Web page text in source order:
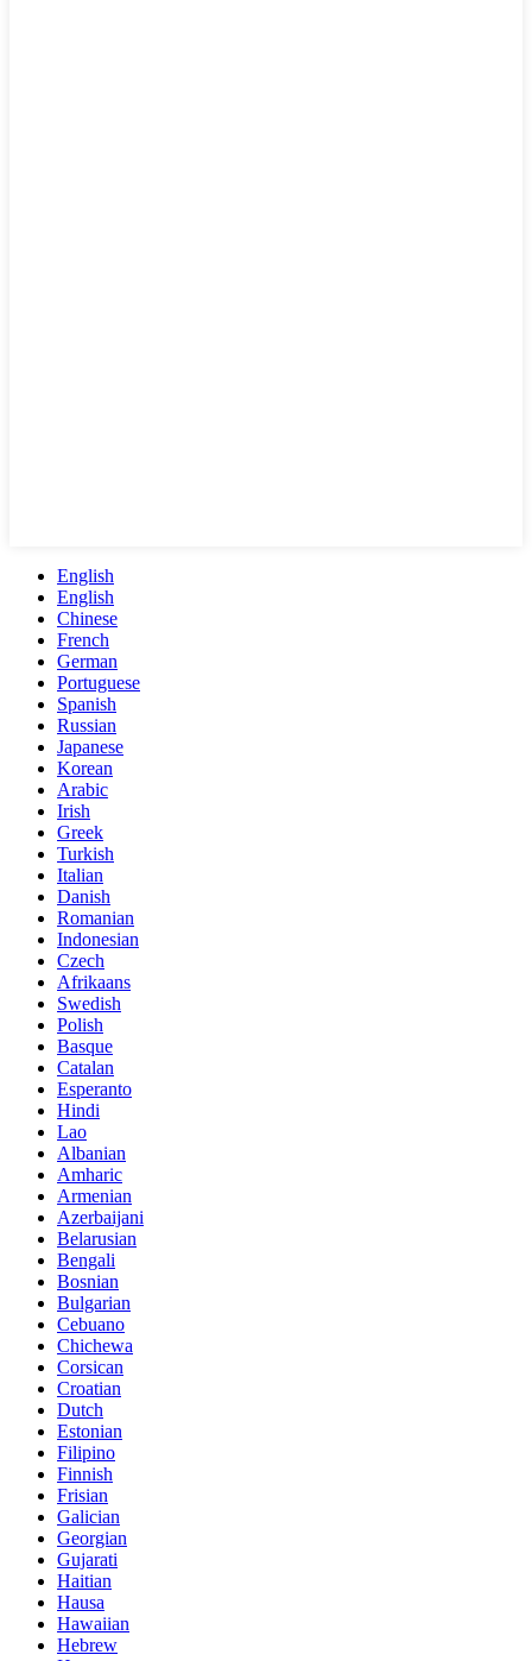
English
English
Chinese
French
German
Portuguese
Spanish
Russian
Japanese
Korean
Arabic
Irish
Greek
Turkish
Italian
Danish
Romanian
Indonesian
Czech
Afrikaans
Swedish
Polish
Basque
Catalan
Esperanto
Hindi
Lao
Albanian
Amharic
Armenian
Azerbaijani
Belarusian
Bengali
Bosnian
Bulgarian
Cebuano
Chichewa
Corsican
Croatian
Dutch
Estonian
Filipino
Finnish
Frisian
Galician
Georgian
Gujarati
Haitian
Hausa
Hawaiian
Hebrew